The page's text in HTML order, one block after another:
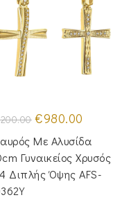
Original
price
was:
€1,200.00.
€980.00
τιμή
είναι:
€980.00.
Mε Aλυσίδα
Γυναικείος Χρυσός
Διπλής Όψης AFS-